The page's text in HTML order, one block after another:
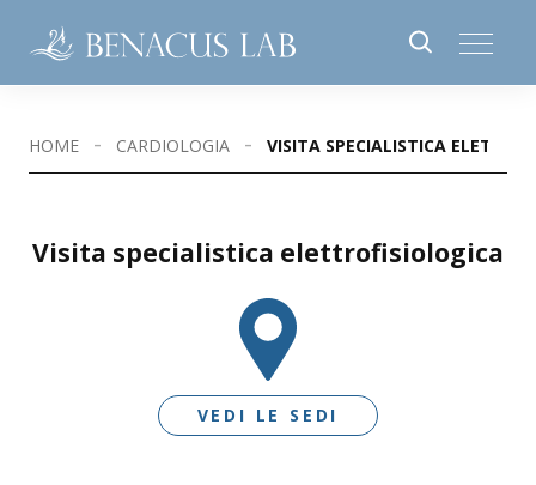
HOME CARDIOLOGIA VISITA SPECIALISTICA
Visita specialistica elettrofisiologica
VEDI LE SEDI